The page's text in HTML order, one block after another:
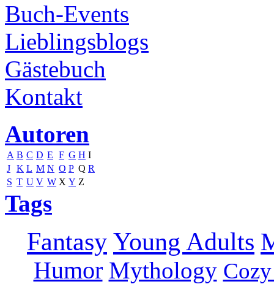
Buch-Events
Lieblingsblogs
Gästebuch
Kontakt
Autoren
A B C D E F G H I
J K L M N O P Q R
S T U V W X Y Z
Tags
Fantasy Young Adults
Humor Mythology